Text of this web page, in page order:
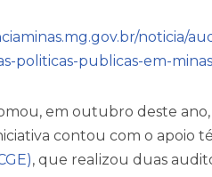
noticia/
politicas-publicas-em-minas
em outubro deste ano,
contou com o apoio
, que realizou duas